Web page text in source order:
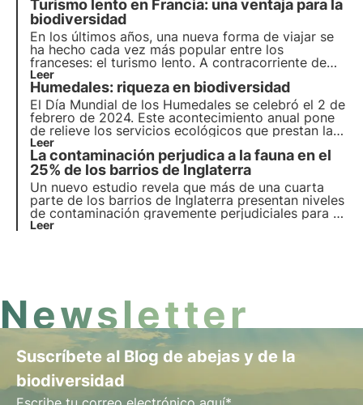
los polinizadores.
Turismo lento en Francia: una ventaja para la
biodiversidad
En los últimos años, una nueva forma de viajar se
ha hecho cada vez más popular entre los
franceses: el turismo lento. A contracorriente de
los tiempos que corren, este enfoque favorece la
calidad frente a la cantidad, la autenticidad frente
a la estandarización y el respeto por el medio
ambiente frente al consumismo desenfrenado.
Leer
Humedales: riqueza en biodiversidad
El Día Mundial de los Humedales se celebró el 2 de
febrero de 2024. Este acontecimiento anual pone
de relieve los servicios ecológicos que prestan las
numerosas zonas afectadas. Pero, ¿qué significa
este término? ¿Cuáles son los beneficios para la
biodiversidad? Encuentre las respuestas en este
artículo.
Leer
La contaminación perjudica a la fauna en el
25% de los barrios de Inglaterra
Un nuevo estudio revela que más de una cuarta
parte de los barrios de Inglaterra presentan niveles
de contaminación gravemente perjudiciales para la
fauna. Este es el formato 3Bee para noticias
Leer
Newsletter
Suscríbete al Blog de abejas y de la
biodiversidad